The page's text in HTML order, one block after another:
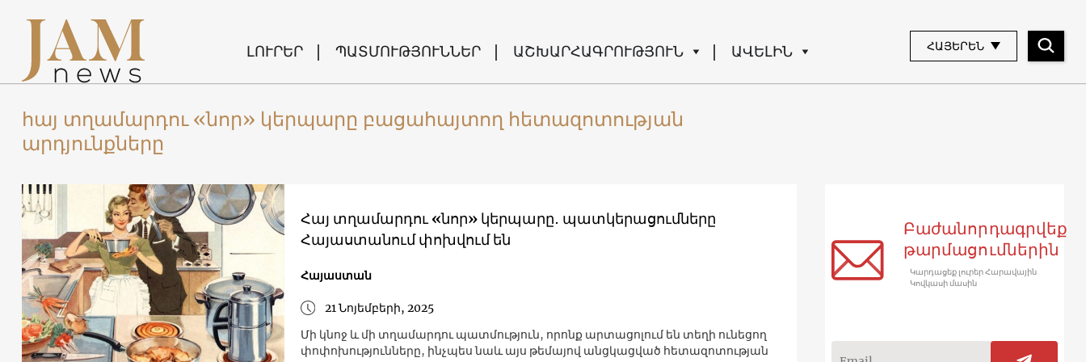
ԼՈՒՐԵՐ ՊԱՏՄՈՒԹՅՈՒՆՆԵՐ ԱՇԽԱՐՀԱԳՐՈՒԹՅՈՒՆ ԱՎԵԼԻՆ ՀԱՅԵՐԵՆ
հայ տղամարդու «նոր» կերպարը բացահայտող հետազոտության
արդյունքները
Հայ տղամարդու «նոր» կերպարը․ պատկերացումները
Հայաստանում փոխվում են
Հայաստան
21 Նոյեմբերի, 2025
Մի կնոջ և մի տղամարդու պատմություն, որոնք արտացոլում են տեղի ունեցող
փոփոխությունները, ինչպես նաև այս թեմայով անցկացված հետազոտության
Բաժանորդագրվեք
թարմացումներին
Կարդացեք լուրեր Հարավային
Կովկասի մասին